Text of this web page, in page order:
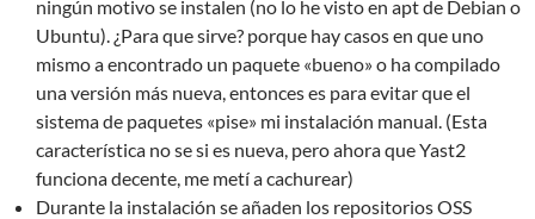
ningún motivo se instalen (no lo he visto en apt de Debian o
Ubuntu). ¿Para que sirve? porque hay casos en que uno
mismo a encontrado un paquete «bueno» o ha compilado
una versión más nueva, entonces es para evitar que el
sistema de paquetes «pise» mi instalación manual. (Esta
característica no se si es nueva, pero ahora que Yast2
funciona decente, me metí a cachurear)
Durante la instalación se añaden los repositorios OSS